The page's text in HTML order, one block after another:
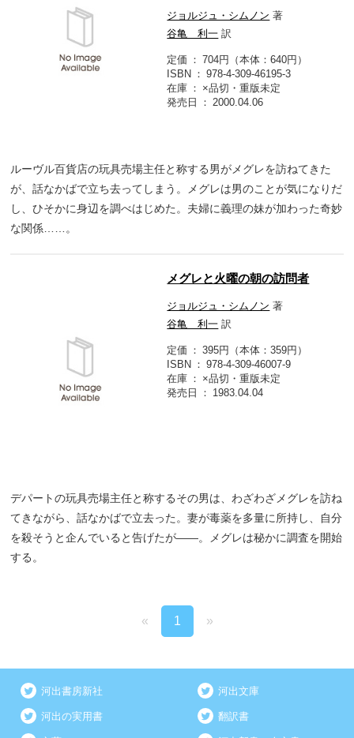
ジョルジュ・シムノン 著
谷亀 利一 訳
定価
704円（本体：640円）
ISBN
978-4-309-46195-3
在庫
×品切・重版未定
発売日
2000.04.06
ルーヴル百貨店の玩具売場主任と称する男がメグレを訪ねてきた
が、話なかばで立ち去ってしまう。メグレは男のことが気になりだ
し、ひそかに身辺を調べはじめた。夫婦に義理の妹が加わった奇妙
な関係……。
メグレと火曜の朝の訪問者
ジョルジュ・シムノン 著
谷亀 利一 訳
定価
395円（本体：359円）
ISBN
978-4-309-46007-9
在庫
×品切・重版未定
発売日
1983.04.04
デパートの玩具売場主任と称するその男は、わざわざメグレを訪ね
てきながら、話なかばで立去った。妻が毒薬を多量に所持し、自分
を殺そうと企んでいると告げたが――。メグレは秘かに調査を開始
する。
« 1 »
河出書房新社 河出文庫
河出の実用書 翻訳書